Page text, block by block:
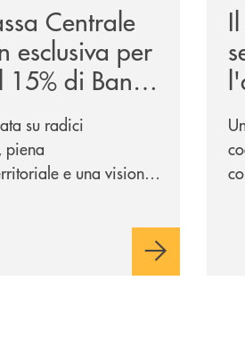
Centrale
esclusiva per
di Banca
su radici
piena
e una visione